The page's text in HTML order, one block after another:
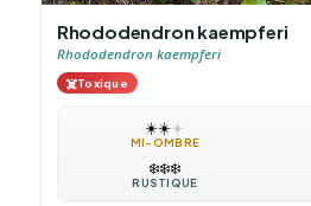
Rhododendron kaempferi
Rhododendron kaempferi
☠️Toxique
☀️☀️☀️
MI-OMBRE
❄️❄️❄️
RUSTIQUE